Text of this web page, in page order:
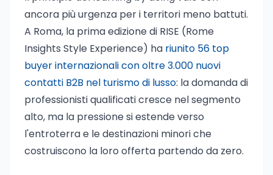
ancora più urgenza per i territori meno battuti.
A Roma, la prima edizione di RISE (Rome
Insights Style Experience) ha riunito 56 top
buyer internazionali con oltre 3.000 nuovi
contatti B2B nel turismo di lusso: la domanda di
professionisti qualificati cresce nel segmento
alto, ma la pressione si estende verso
l'entroterra e le destinazioni minori che
costruiscono la loro offerta partendo da zero.